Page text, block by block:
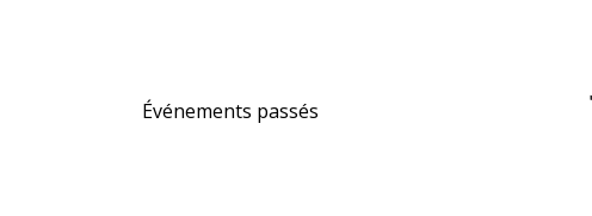
Événements passés